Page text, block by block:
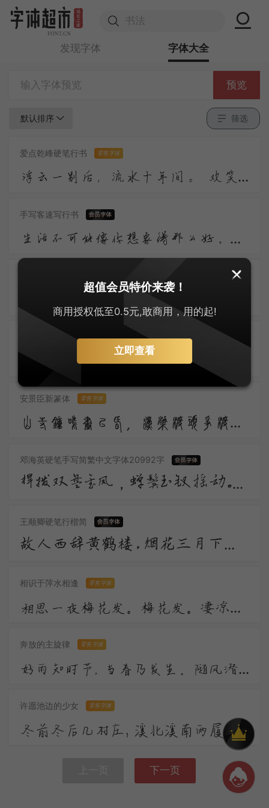
发现字体 字体大全
预览
默认排序 筛选
爱点乾峰硬笔行书 零售字体
浮云一别后，流水十年间。 欢笑情如旧，萧疏鬓已斑。 何因不归去？淮上有秋山。
手写客速写行书
生活不可能像你想象得那么好，但也不会像你想象得那么糟。我觉得人的脆弱和坚强都超乎自己的想象。有时，我可能脆弱得一句话就泪流满面；有时，也发现自己咬着牙走了很长的路。
安景臣新瘦金体 零售字体
安景臣新篆体 零售字体
山寺钟鸣昼已昏，渔梁渡头争渡喧。人随沙岸向江村，余亦乘舟归鹿门。鹿门月照开烟树，忽到庞公栖隐处。
邓海英硬笔手写简繁中文字体20992字
捍拨双盘金凤，蝉鬓玉钗摇动。画堂前，人不语，弦解语。弹到昭君怨处，翠蛾愁，不抬头。
王顺卿硬笔行楷简
故人西辞黄鹤楼，烟花三月下扬州。孤帆远影碧空尽，唯见长江天际流。
相识于萍水相逢 零售字体
相思一夜梅花发。梅花发。凄凉南浦，断桥斜月。 盈盈微步凌波袜。东风笑倚天涯阔。天涯阔。一声羌管，暮云愁绝。
奔放的主旋律 零售字体
好雨知时节，当春乃发生。随风潜入夜，润物细无声。野径云俱黑，江船火独明。晓看红湿处，花重锦官城。
许愿池边的少女 零售字体
冬前冬后几村庄，溪北溪南两履霜，树头树底孤山上。冷风袭来何处香？ 忽相逢缟袂绡裳。酒醒寒惊梦，笛凄春断肠，淡月昏黄。
下一页
超值会员特价来袭！
商用授权低至0.5元,敢商用，用的起!
立即查看